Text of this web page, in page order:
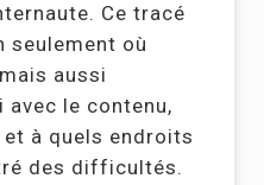
Ce tracé
seulement où
aussi
le contenu,
à quels endroits
des difficultés.